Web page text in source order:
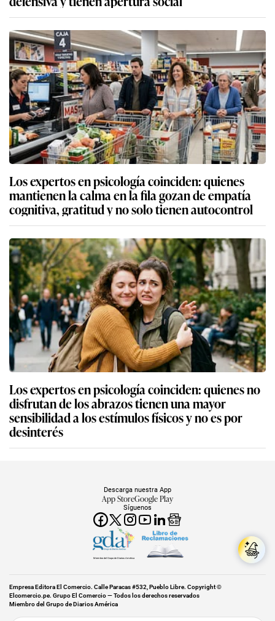
Los expertos en psicología coinciden: quienes
mantienen la calma en la fila gozan de empatía
cognitiva, gratitud y no solo tienen autocontrol
Los expertos en psicología coinciden: quienes no
disfrutan de los abrazos tienen una mayor
sensibilidad a los estímulos físicos y no es por
desinterés
Síguenos
Descarga nuestra App
App StoreGoogle Play
Miembro del Grupo de Diarios América
Empresa Editora El Comercio. Calle Paracas #532, Pueblo Libre. Copyright ©
Elcomercio.pe. Grupo El Comercio — Todos los derechos reservados
Miembro del Grupo de Diarios América